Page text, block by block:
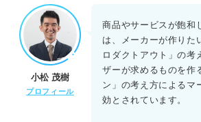
小松 茂樹
プロフィール
商品やサービスが飽和
は、メーカーが作りた
ロダクトアウト」の考
ザーが求めるものを作
ン」の考え方によるマ
効とされています。